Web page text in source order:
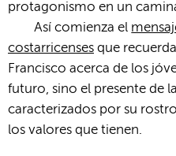
protagonismo en un
Así comienza el
costarricenses que
Francisco acerca de los
futuro, sino el presente de
caracterizados por su
los valores que tienen.